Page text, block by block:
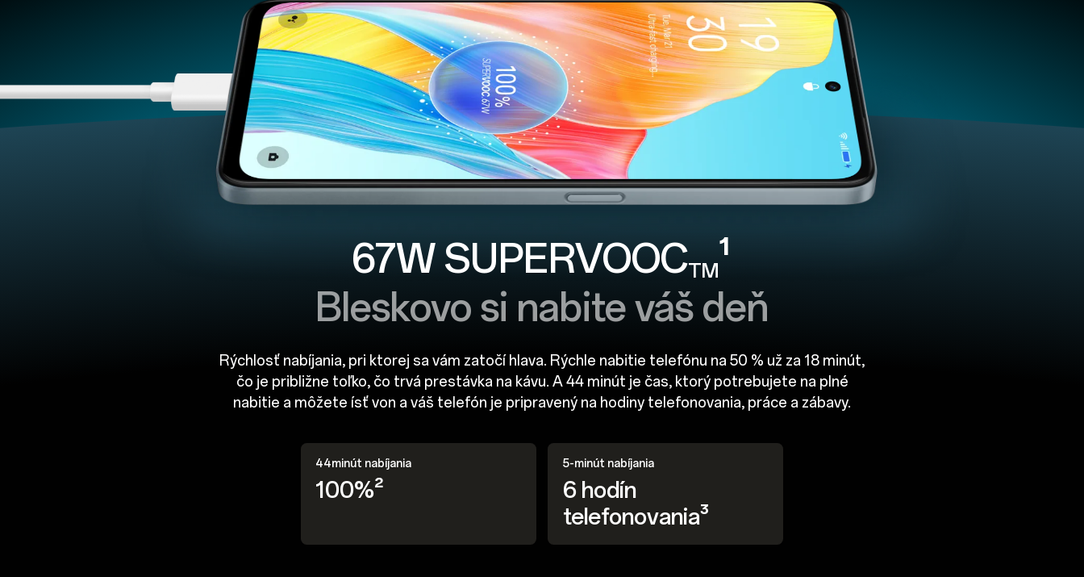
67W SUPERVOOCTM¹
Bleskovo si nabite váš deň
Rýchlosť nabíjania, pri ktorej sa vám zatočí hlava. Rýchle nabitie telefónu na 50 % už za 18 minút,
čo je približne toľko, čo trvá prestávka na kávu. A 44 minút je čas, ktorý potrebujete na plné
nabitie a môžete ísť von a váš telefón je pripravený na hodiny telefonovania, práce a zábavy.
44minút nabíjania
100%²
5-minút nabíjania
6 hodín
telefonovania³